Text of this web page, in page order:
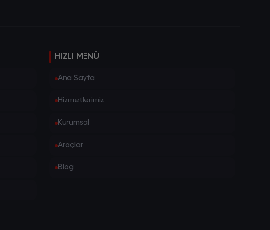
HIZLI MENÜ
Ana Sayfa
Hizmetlerimiz
Kurumsal
Araçlar
Blog